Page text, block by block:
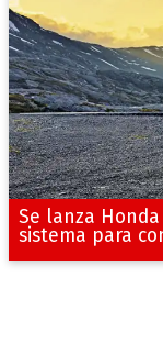
Se lanza
sistema para